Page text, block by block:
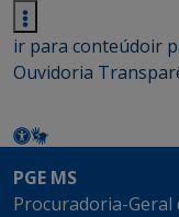
ir para conteúdoir
Ouvidoria
PGE MS
Procuradoria-Geral